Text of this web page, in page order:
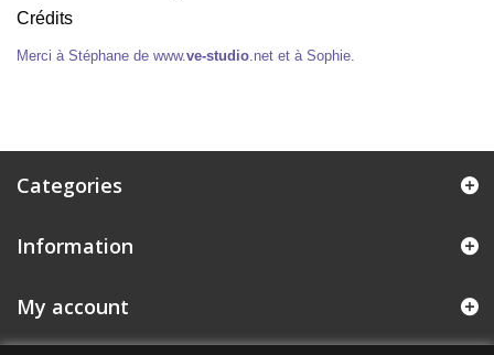
Crédits
Merci à Stéphane de www.ve-studio.net et à Sophie.
Categories
Information
My account